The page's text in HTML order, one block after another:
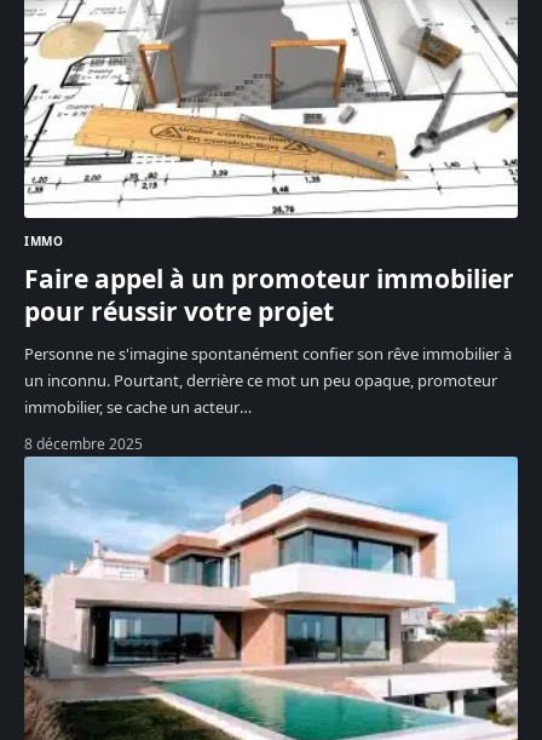
IMMO
Faire appel à un promoteur immobilier
pour réussir votre projet
Personne ne s'imagine spontanément confier son rêve immobilier à
un inconnu. Pourtant, derrière ce mot un peu opaque, promoteur
immobilier, se cache un acteur…
8 décembre 2025